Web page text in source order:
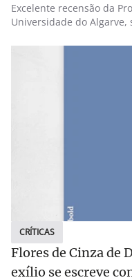
Excelente recensão da
Universidade do Algarve,
CRÍTICAS
Flores de Cinza de
exílio se escreve